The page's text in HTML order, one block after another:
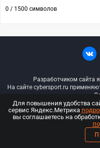
0 / 1500 символов
Разработчиком сайта
На сайте cybersport.ru
© ООО
ООО «Киберспорт.ру».
Для повышения удобства
сервис Яндекс.Метрика
вы соглашаетесь на